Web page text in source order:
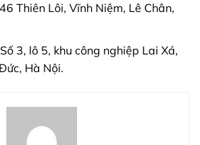
Thiên Lôi, Vĩnh Niệm, Lê Chân,
3, lô 5, khu công nghiệp Lai Xá,
Hà Nội.